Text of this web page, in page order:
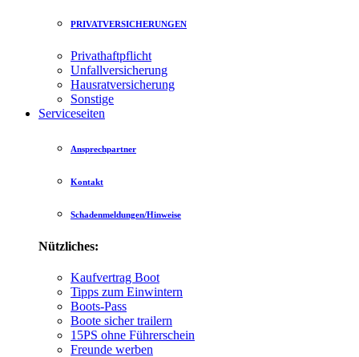
PRIVATVERSICHERUNGEN
Privathaftpflicht
Unfallversicherung
Hausratversicherung
Sonstige
Serviceseiten
Ansprechpartner
Kontakt
Schadenmeldungen/Hinweise
Nützliches:
Kaufvertrag Boot
Tipps zum Einwintern
Boots-Pass
Boote sicher trailern
15PS ohne Führerschein
Freunde werben